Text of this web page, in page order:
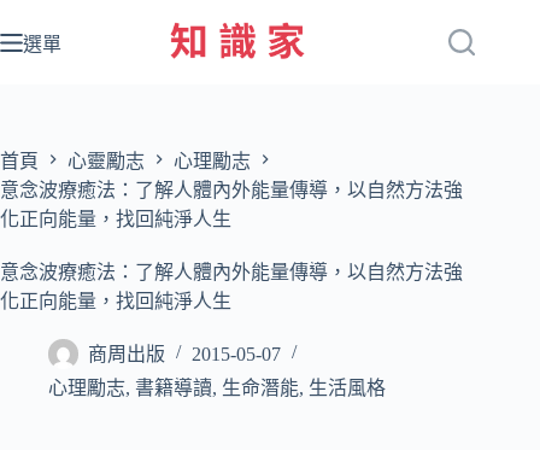
至
容
選單
首頁 心靈勵志
心理勵志
意念波療癒法：了解人體內外能量傳導，以自然方法強
化正向能量，找回純淨人生
意念波療癒法：了解人體內外能量傳導，以自然方法強
化正向能量，找回純淨人生
商周出版
2015-05-07
心理勵志, 書籍導讀, 生命潛能, 生活風格